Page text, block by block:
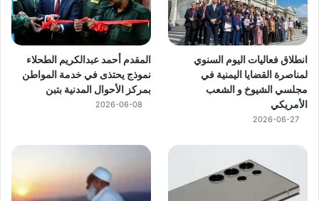
انطلاق فعاليات اليوم السنوي
لمناصرة القضايا اليمنية في
مجلسي الشيوخ و الشعب
الأمريكي
2026-06-27
المقدم أحمد عبدالكريم الطحلاء
نموذج يحتذى في خدمة المواطن
بمركز الأحوال المدنية بتبن
2026-06-08